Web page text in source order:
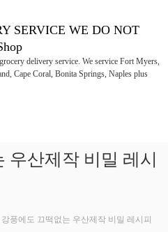
SERVICE WE DO NOT
delivery service. We service Fort Myers,
Cape Coral, Bonita Springs, Naples plus
우산제작 비밀 레시
강풍에도 끄떡없는 우산제작 비밀 레시피